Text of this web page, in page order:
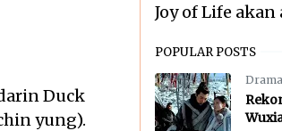
Duck
yung).
Joy of Life akan
POPULAR POSTS